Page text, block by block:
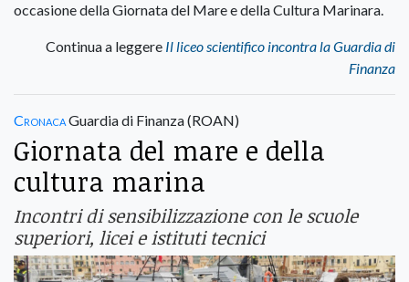
occasione della Giornata del Mare e della Cultura Marinara.
Continua a leggere Il liceo scientifico incontra la Guardia di
Finanza
CronacaGuardia di Finanza (ROAN)
Giornata del mare e della
cultura marina
Incontri di sensibilizzazione con le scuole
superiori, licei e istituti tecnici